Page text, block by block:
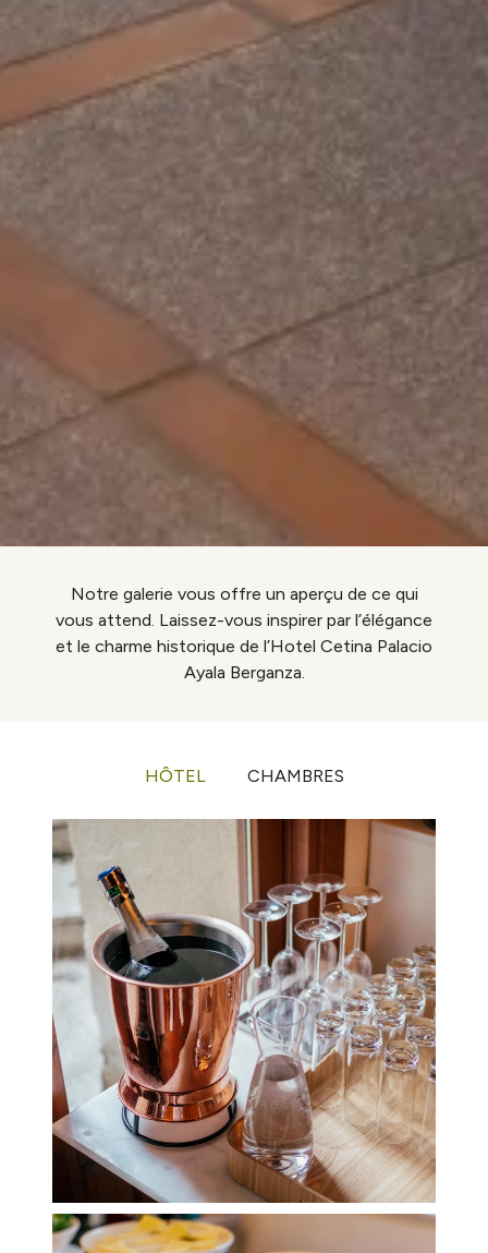
Notre galerie vous offre un aperçu de ce qui
vous attend. Laissez-vous inspirer par l’élégance
et le charme historique de l’Hotel Cetina Palacio
Ayala Berganza.
HÔTEL CHAMBRES